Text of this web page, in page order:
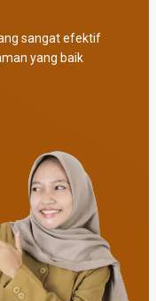
sangat efektif
yang baik